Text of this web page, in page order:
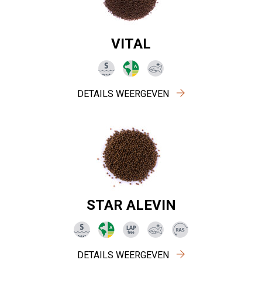
VITAL
DETAILS WEERGEVEN
STAR ALEVIN
DETAILS WEERGEVEN